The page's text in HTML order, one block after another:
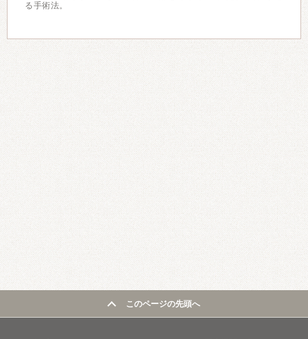
る手術法。
このページの先頭へ